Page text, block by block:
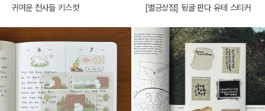
귀여운 천사들 키스컷 [별긍상점] 뒹굴 판다 유테 스티커